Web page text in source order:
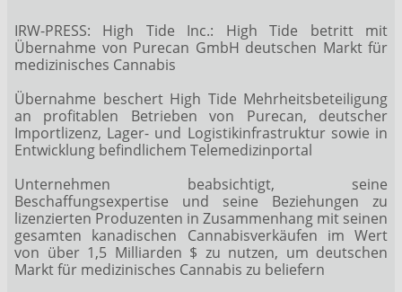
IRW-PRESS: High Tide Inc.: High Tide betritt mit
Übernahme von Purecan GmbH deutschen Markt für
medizinisches Cannabis
Übernahme beschert High Tide Mehrheitsbeteiligung
an profitablen Betrieben von Purecan, deutscher
Importlizenz, Lager- und Logistikinfrastruktur sowie in
Entwicklung befindlichem Telemedizinportal
Unternehmen beabsichtigt, seine
Beschaffungsexpertise und seine Beziehungen zu
lizenzierten Produzenten in Zusammenhang mit seinen
gesamten kanadischen Cannabisverkäufen im Wert
von über 1,5 Milliarden $ zu nutzen, um deutschen
Markt für medizinisches Cannabis zu beliefern